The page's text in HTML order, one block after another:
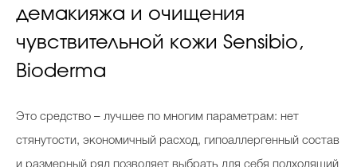
Бьютихакер / Мама-хакер
Выбор визажистов
Хит недели от визажиста
демакияжа и очищения
чувствительной кожи Sensibio,
Bioderma
Это средство – лучшее по многим параметрам: нет
стянутости, экономичный расход, гипоаллергенный состав
и размерный ряд позволяет выбрать для себя подходящий